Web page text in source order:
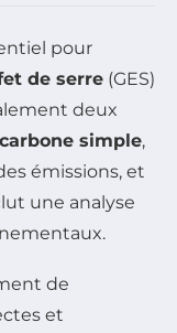
pour
de serre (GES)
deux
simple,
émissions, et
une analyse
de
et